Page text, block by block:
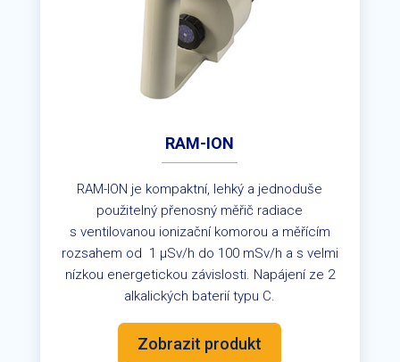
RAM-ION
RAM-ION je kompaktní, lehký a jednoduše
použitelný přenosný měřič radiace
s ventilovanou ionizační komorou a měřícím
rozsahem od 1 µSv/h do 100 mSv/h a s velmi
nízkou energetickou závislosti. Napájení ze 2
alkalických baterií typu C.
Zobrazit produkt